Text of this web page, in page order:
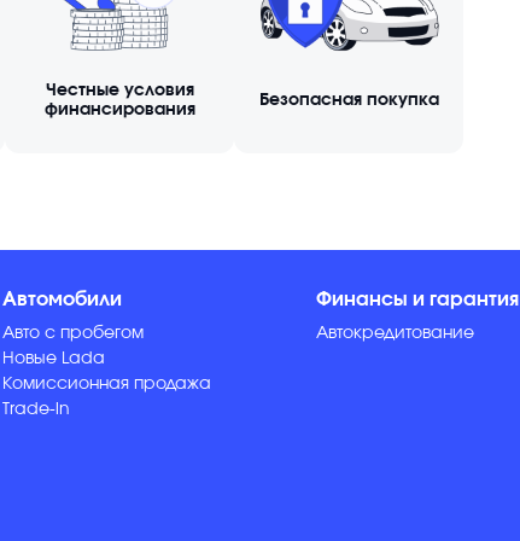
Честные условия
финансирования
Безопасная покупка
Автомобили
Авто с пробегом
Новые Lada
Комиссионная продажа
Trade-in
Финансы и гарантия
Автокредитование